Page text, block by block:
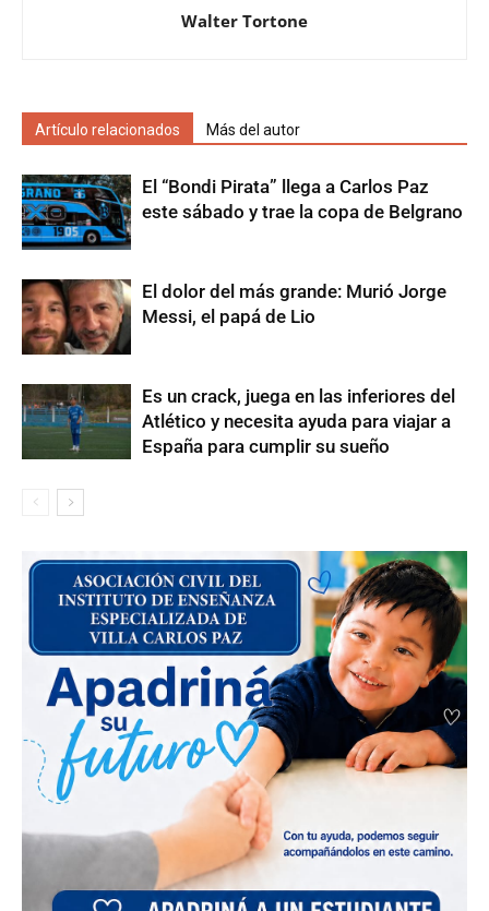
Walter Tortone
Artículo relacionados Más del autor
El “Bondi Pirata” llega a Carlos Paz
este sábado y trae la copa de Belgrano
El dolor del más grande: Murió Jorge
Messi, el papá de Lio
Es un crack, juega en las inferiores del
Atlético y necesita ayuda para viajar a
España para cumplir su sueño